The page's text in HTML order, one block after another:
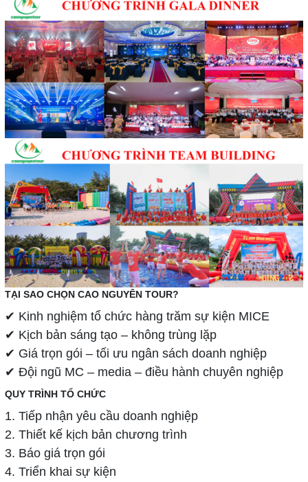
TẠI SAO CHỌN CAO NGUYÊN TOUR?
✔ Kinh nghiệm tổ chức hàng trăm sự kiện MICE
✔ Kịch bản sáng tạo – không trùng lặp
✔ Giá trọn gói – tối ưu ngân sách doanh nghiệp
✔ Đội ngũ MC – media – điều hành chuyên nghiệp
QUY TRÌNH TỔ CHỨC
1. Tiếp nhận yêu cầu doanh nghiệp
2. Thiết kế kịch bản chương trình
3. Báo giá trọn gói
4. Triển khai sự kiện